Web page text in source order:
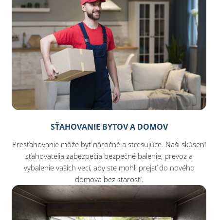
SŤAHOVANIE BYTOV A DOMOV
Presťahovanie môže byť náročné a stresujúce. Naši skúsení
sťahovatelia zabezpečia bezpečné balenie, prevoz a
vybalenie vašich vecí, aby ste mohli prejsť do nového
domova bez starostí.